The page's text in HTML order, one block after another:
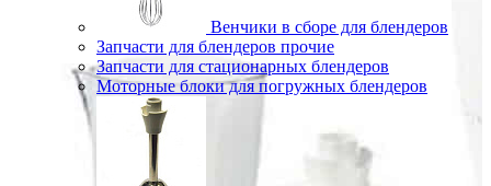
Венчики в сборе для блендеров
Запчасти для блендеров прочие
Запчасти для стационарных блендеров
Моторные блоки для погружных блендеров